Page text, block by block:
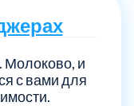
Молоково, и
с вами для